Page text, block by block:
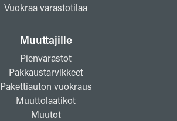
Vuokraa varastotilaa
Muuttajille
Pienvarastot
Pakkaustarvikkeet
Pakettiauton vuokraus
Muuttolaatikot
Muutot